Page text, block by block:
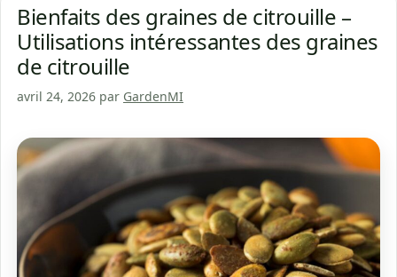
Bienfaits des graines de citrouille –
Utilisations intéressantes des graines
de citrouille
avril 24, 2026 par GardenMI